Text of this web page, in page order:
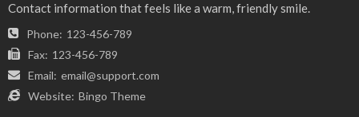
Contact information that feels like a warm, friendly smile.
Phone: 123-456-789
Fax: 123-456-789
Email: email@support.com
Website: Bingo Theme